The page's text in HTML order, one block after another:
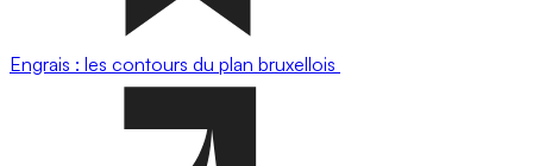
Engrais : les contours du plan bruxellois